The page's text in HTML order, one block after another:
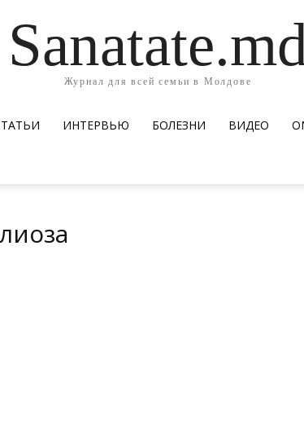
Журнал для всей семьи в Молдове
ИНТЕРВЬЮ БОЛЕЗНИ ВИДЕО